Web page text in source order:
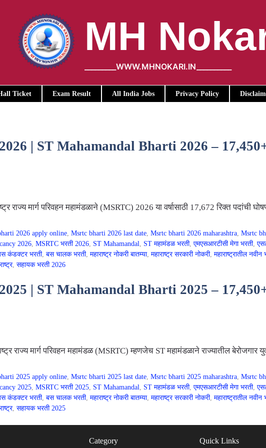
MH
_________WWW.MHNOKARI.IN__________
Ticket Exam Result All India Jobs Privacy Policy
| ST Mahamandal Bharti 2026 – 17,450+
राज्य मार्ग परिवहन महामंडळाने (MSRTC) 2026 या वर्षासाठी 17,672 रिक्त पदांची
2026 apply online, Msrtc bharti 2026 last date, Msrtc bharti 2026 maharashtra, Msrtc
2026, MSRTC भरती 2026, ST Mahamandal ST महामंडळ भरती, एमएसआरटीसी मेगा भरती,
कंडक्टर भरती, बस चालक भरती, महाराष्ट्र नोकरी बातम्या, महाराष्ट्र सरकारी नोकरी, महाराष्ट्रातील नवीन
, सहायक भरती 2026
| ST Mahamandal Bharti 2025 – 17,450+
राज्य मार्ग परिवहन महामंडळ (MSRTC) म्हणजेच ST महामंडळाने राज्यातील बेरोजगार
2025 apply online, Msrtc bharti 2025 last date, Msrtc bharti 2025 maharashtra, Msrtc
2025, MSRTC भरती 2025, ST Mahamandal ST महामंडळ भरती, एमएसआरटीसी मेगा भरती,
कंडक्टर भरती, बस चालक भरती, महाराष्ट्र नोकरी बातम्या, महाराष्ट्र सरकारी नोकरी, महाराष्ट्रातील नवीन
, सहायक भरती 2025
Category Quick Links